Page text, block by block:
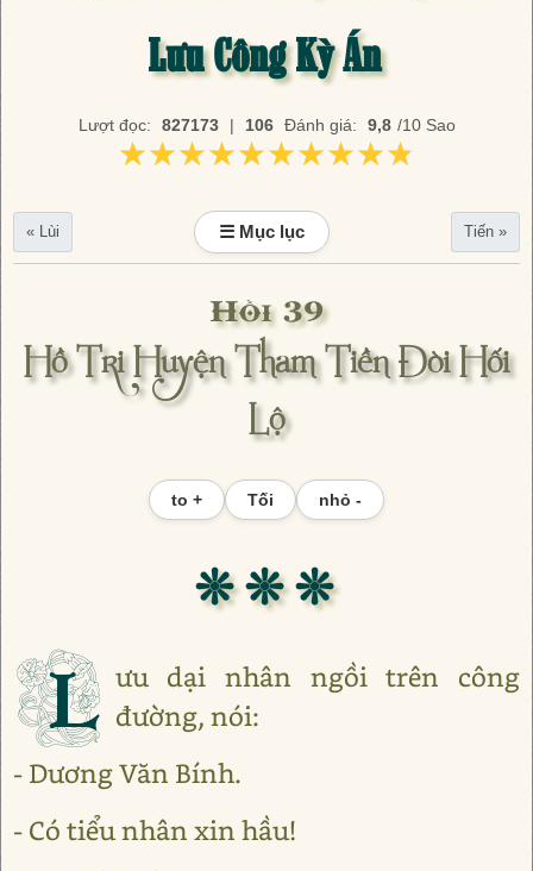
Lưu Công Kỳ Án
Lượt đọc: 827173 | 106 Đánh giá: 9,8 /10 Sao
★★★★★★★★★★
★★★★★★★★★★
« Lùi ☰ Mục lục Tiến »
Hồi 39
Hồ Tri Huyện Tham Tiền Đòi Hối
Lộ
to + Tối nhỏ -
❊ ❊ ❊
L ưu dại nhân ngồi trên công
đường, nói:
- Dương Văn Bính.
- Có tiểu nhân xin hầu!